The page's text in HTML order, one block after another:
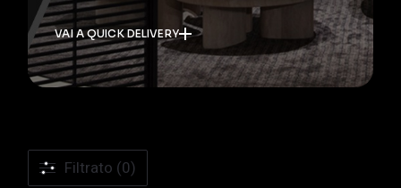
VAI A QUICK DELIVERY
Filtrato (0)